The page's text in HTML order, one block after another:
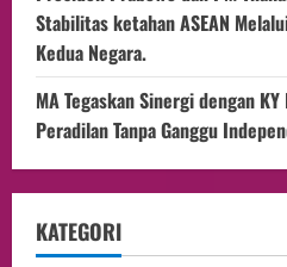
Stabilitas ketahan ASEAN
Kedua Negara.
MA Tegaskan Sinergi dengan
Peradilan Tanpa Ganggu
KATEGORI